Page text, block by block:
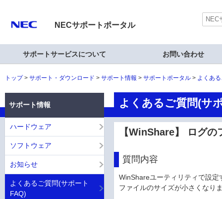
NECサポートポータル
サポートサービスについて お問い合わせ
トップ サポート・ダウンロード サポート情報 サポートポータル よくあ
よくあるご質問(サ
【WinShare】 ログ
質問内容
WinShareユーティリティで設
ファイルのサイズが小さくなり
サポート情報
ハードウェア
ソフトウェア
お知らせ
よくあるご質問(サポート
FAQ)